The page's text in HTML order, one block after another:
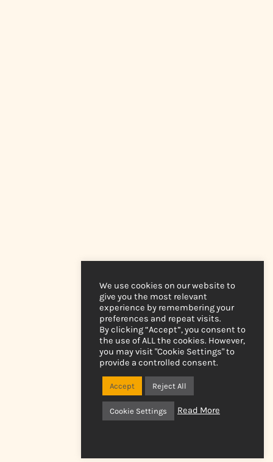
We use cookies on our website to
give you the most relevant
experience by remembering your
preferences and repeat visits.
By clicking “Accept”, you consent to
the use of ALL the cookies. However,
you may visit "Cookie Settings" to
provide a controlled consent.
Accept Reject All
Cookie Settings Read More